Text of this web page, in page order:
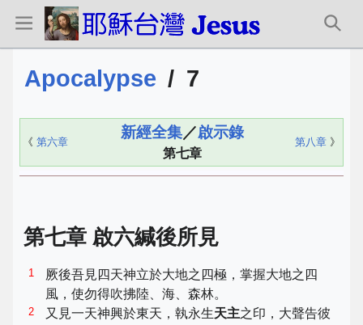
Apocalypse / 7
《 第六章
新經全集／啟示錄
第七章
第八章 》
第七章 啟六緘後所見
1
厥後吾見四天神立於大地之四極，掌握大地之四
風，使勿得吹拂陸、海、森林。
2 又見一天神興於東天，執永生天主之印，大聲告彼